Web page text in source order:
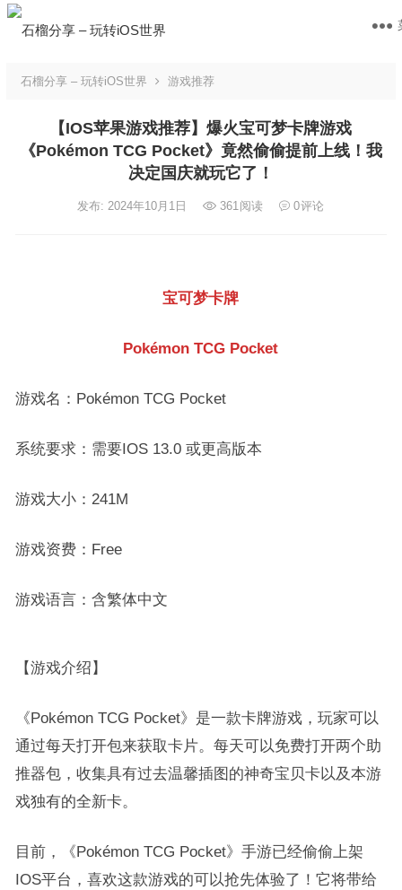
石榴分享 – 玩转iOS世界 游戏推荐
【IOS苹果游戏推荐】爆火宝可梦卡牌游戏
《Pokémon TCG Pocket》竟然偷偷提前上线！我
决定国庆就玩它了！
发布: 2024年10月1日 361阅读 0评论
宝可梦卡牌
Pokémon TCG Pocket
游戏名：Pokémon TCG Pocket
系统要求：需要IOS 13.0 或更高版本
游戏大小：241M
游戏资费：Free
游戏语言：含繁体中文
【游戏介绍】
《Pokémon TCG Pocket》是一款卡牌游戏，玩家可以
通过每天打开包来获取卡片。每天可以免费打开两个助
推器包，收集具有过去温馨插图的神奇宝贝卡以及本游
戏独有的全新卡。
目前，《Pokémon TCG Pocket》手游已经偷偷上架
IOS平台，喜欢这款游戏的可以抢先体验了！它将带给